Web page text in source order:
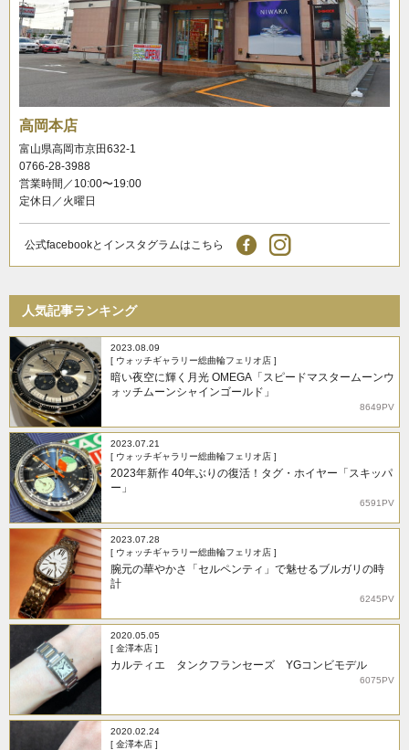
高岡本店
富山県高岡市京田632-1
0766-28-3988
営業時間／10:00〜19:00
定休日／火曜日
公式facebookとインスタグラムはこちら
人気記事ランキング
2023.08.09
[ ウォッチギャラリー総曲輪フェリオ店 ]
暗い夜空に輝く月光 OMEGA「スピードマスタームーンウ
ォッチムーンシャインゴールド」
8649PV
2023.07.21
[ ウォッチギャラリー総曲輪フェリオ店 ]
2023年新作 40年ぶりの復活！タグ・ホイヤー「スキッパ
ー」
6591PV
2023.07.28
[ ウォッチギャラリー総曲輪フェリオ店 ]
腕元の華やかさ「セルペンティ」で魅せるブルガリの時
計
6245PV
2020.05.05
[ 金澤本店 ]
カルティエ タンクフランセーズ YGコンビモデル
6075PV
2020.02.24
[ 金澤本店 ]